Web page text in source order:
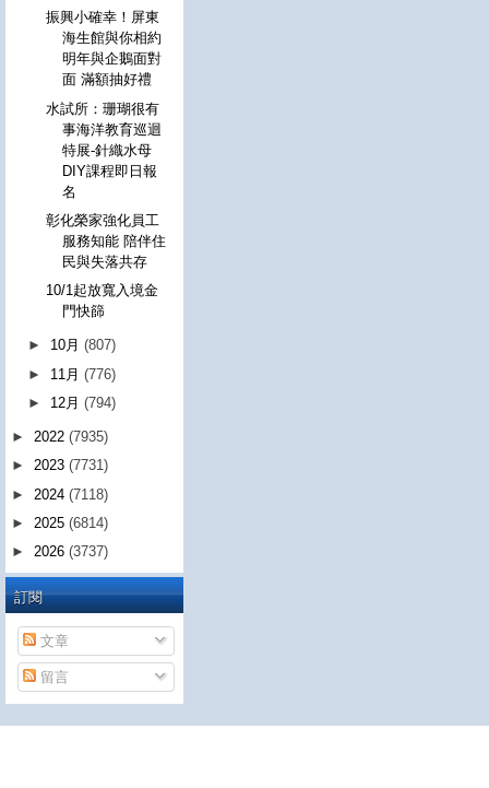
振興小確幸！屏東
海生館與你相約
明年與企鵝面對
面 滿額抽好禮
水試所：珊瑚很有
事海洋教育巡迴
特展-針織水母
DIY課程即日報
名
彰化榮家強化員工
服務知能 陪伴住
民與失落共存
10/1起放寬入境金
門快篩
► 10月(807)
► 11月(776)
► 12月(794)
► 2022 (7935)
► 2023 (7731)
► 2024 (7118)
► 2025 (6814)
► 2026 (3737)
訂閱
文章
留言